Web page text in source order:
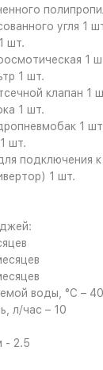
угля 1
шт.
1
1 шт.
клапан 1
1 шт.
1
шт.
подключения
1 шт.
воды, °C – 40
л/час – 10
- 2.5